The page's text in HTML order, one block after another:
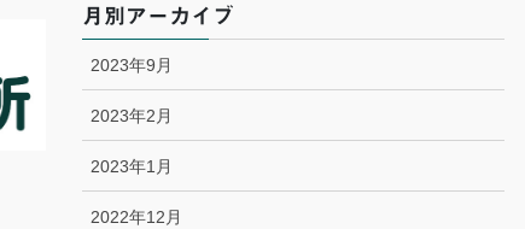
月別アーカイブ
2023年9月
2023年2月
2023年1月
2022年12月